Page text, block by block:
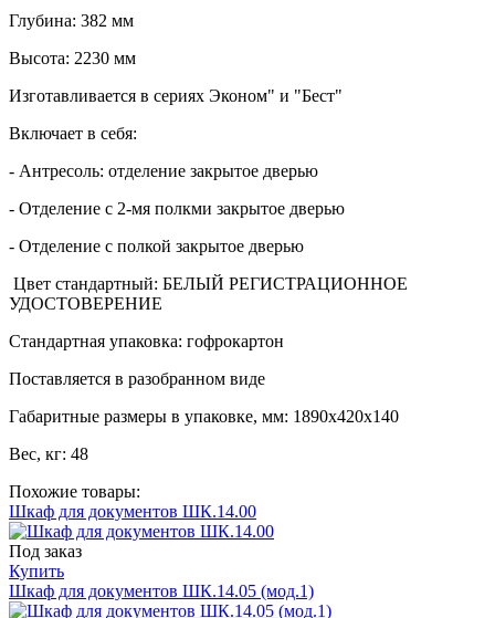
Глубина: 382 мм
Высота: 2230 мм
Изготавливается в сериях Эконом" и "Бест"
Включает в себя:
- Антресоль: отделение закрытое дверью
- Отделение с 2-мя полкми закрытое дверью
- Отделение с полкой закрытое дверью
Цвет стандартный: БЕЛЫЙ РЕГИСТРАЦИОННОЕ
УДОСТОВЕРЕНИЕ
Стандартная упаковка: гофрокартон
Поставляется в разобранном виде
Габаритные размеры в упаковке, мм: 1890х420х140
Вес, кг: 48
Похожие товары:
Шкаф для документов ШК.14.00
Под заказ
Купить
Шкаф для документов ШК.14.05 (мод.1)